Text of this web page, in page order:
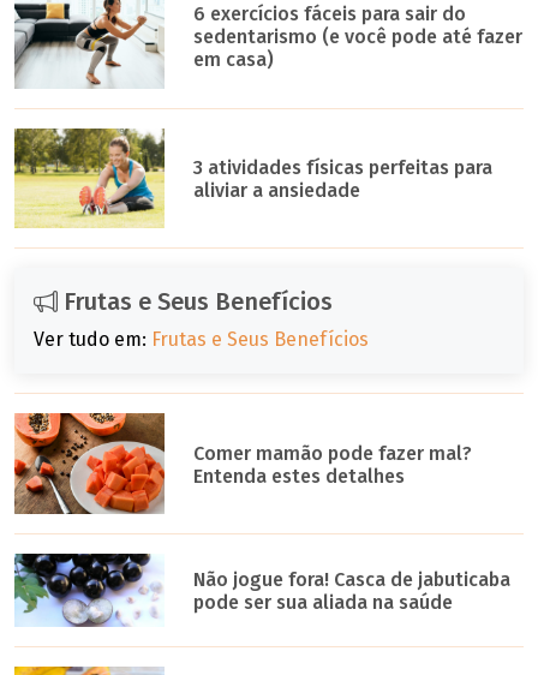
6 exercícios fáceis para sair do
sedentarismo (e você pode até fazer
em casa)
3 atividades físicas perfeitas para
aliviar a ansiedade
Frutas e Seus Benefícios
Ver tudo em: Frutas e Seus Benefícios
Comer mamão pode fazer mal?
Entenda estes detalhes
Não jogue fora! Casca de jabuticaba
pode ser sua aliada na saúde